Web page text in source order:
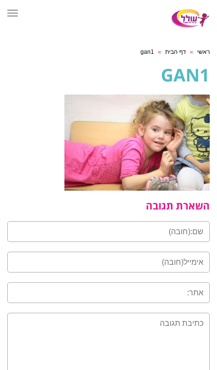
ראשי » דף הבית »
gan1
GAN1
השארת תגובה